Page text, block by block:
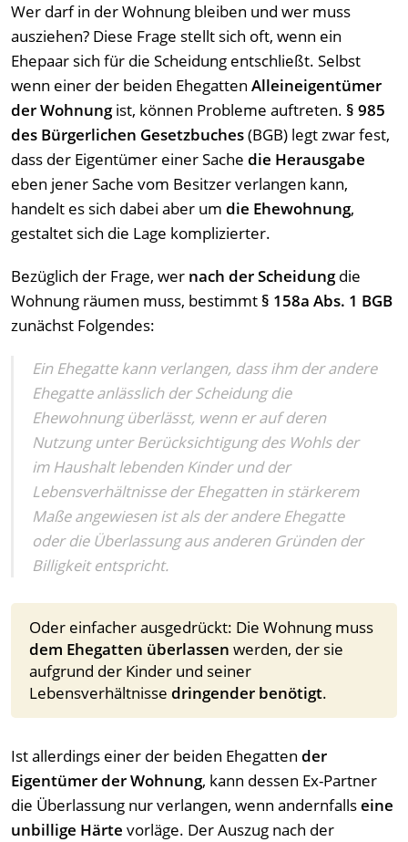
Wer darf in der Wohnung bleiben und wer muss
ausziehen? Diese Frage stellt sich oft, wenn ein
Ehepaar sich für die Scheidung entschließt. Selbst
wenn einer der beiden Ehegatten Alleineigentümer
der Wohnungist, können Probleme auftreten. § 985
des Bürgerlichen Gesetzbuches(BGB) legt zwar fest,
dass der Eigentümer einer Sache die Herausgabe
eben jener Sache vom Besitzer verlangen kann,
handelt es sich dabei aber um die Ehewohnung,
gestaltet sich die Lage komplizierter.
Bezüglich der Frage, wer nach der Scheidungdie
Wohnung räumen muss, bestimmt § 158a Abs. 1 BGB
zunächst Folgendes:
Ein Ehegatte kann verlangen, dass ihm der andere
Ehegatte anlässlich der Scheidung die
Ehewohnung überlässt, wenn er auf deren
Nutzung unter Berücksichtigung des Wohls der
im Haushalt lebenden Kinder und der
Lebensverhältnisse der Ehegatten in stärkerem
Maße angewiesen ist als der andere Ehegatte
oder die Überlassung aus anderen Gründen der
Billigkeit entspricht.
Oder einfacher ausgedrückt: Die Wohnung muss
dem Ehegatten überlassen werden, der sie
aufgrund der Kinder und seiner
Lebensverhältnisse dringender benötigt.
Ist allerdings einer der beiden Ehegatten der
Eigentümer der Wohnung, kann dessen Ex-Partner
die Überlassung nur verlangen, wenn andernfallseine
unbillige Härte vorläge. Der Auszug nach der